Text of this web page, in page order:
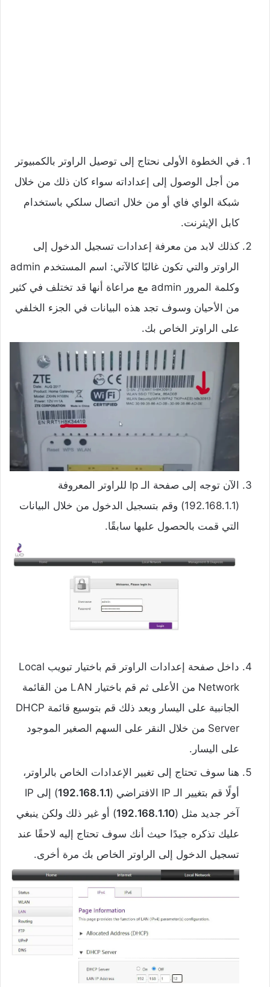
في الخطوة الأولى نحتاج إلى توصيل الراوتر بالكمبيوتر
من أجل الوصول إلى إعداداته سواء كان ذلك من خلال
شبكة الواي فاي أو من خلال اتصال سلكي باستخدام
كابل الإيثرنت.
كذلك لابد من معرفة إعدادات تسجيل الدخول إلى
الراوتر والتي تكون غالبًا كالآتي: اسم المستخدم admin
وكلمة المرور admin مع مراعاة أنها قد تختلف في كثير
من الأحيان وسوف تجد هذه البيانات في الجزء الخلفي
على الراوتر الخاص بك.
الآن توجه إلى صفحة الـ Ip للراوتر المعروفة
(192.168.1.1) وقم بتسجيل الدخول من خلال البيانات
التي قمت بالحصول عليها سابقًا.
داخل صفحة إعدادات الراوتر قم باختيار تبويب Local
Network من الأعلى ثم قم باختيار LAN من القائمة
الجانبية على اليسار وبعد ذلك قم بتوسيع قائمة DHCP
Server من خلال النقر على السهم الصغير الموجود
على اليسار.
هنا سوف تحتاج إلى تغيير الإعدادات الخاص بالراوتر،
أولًا قم بتغيير الـ IP الافتراضي (
192.168.1.1
) إلى IP
آخر جديد مثل (192.168.1.10) أو غير ذلك ولكن ينبغي
عليك تذكره جيدًا حيث أنك سوف تحتاج إليه لاحقًا عند
تسجيل الدخول إلى الراوتر الخاص بك مرة أخرى.